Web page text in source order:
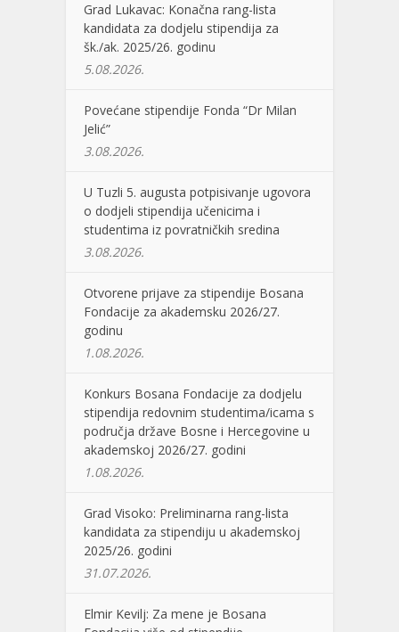
Grad Lukavac: Konačna rang-lista
kandidata za dodjelu stipendija za
šk./ak. 2025/26. godinu
5.08.2026.
Povećane stipendije Fonda “Dr Milan
Jelić”
3.08.2026.
U Tuzli 5. augusta potpisivanje ugovora
o dodjeli stipendija učenicima i
studentima iz povratničkih sredina
3.08.2026.
Otvorene prijave za stipendije Bosana
Fondacije za akademsku 2026/27.
godinu
1.08.2026.
Konkurs Bosana Fondacije za dodjelu
stipendija redovnim studentima/icama s
područja države Bosne i Hercegovine u
akademskoj 2026/27. godini
1.08.2026.
Grad Visoko: Preliminarna rang-lista
kandidata za stipendiju u akademskoj
2025/26. godini
31.07.2026.
Elmir Kevilj: Za mene je Bosana